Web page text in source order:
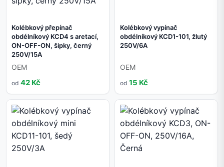
Kolébkový přepínač
obdélníkový KCD4 s aretací,
ON-OFF-ON, šipky, černý
250V/15A
OEM
od 42 Kč
Kolébkový vypínač
obdélníkový KCD1-101, žlutý
250V/6A
OEM
od 15 Kč